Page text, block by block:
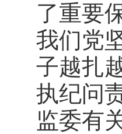
了重要
我们党
子越扎
执纪问
监委有